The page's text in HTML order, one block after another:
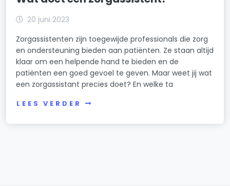
20 juni 2023
Zorgassistenten zijn toegewijde professionals die zorg
en ondersteuning bieden aan patiënten. Ze staan altijd
klaar om een helpende hand te bieden en de
patiënten een goed gevoel te geven. Maar weet jij wat
een zorgassistant precies doet? En welke ta
LEES VERDER